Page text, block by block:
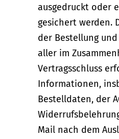
ausgedruckt oder
gesichert werden.
der Bestellung
aller im
Vertragsschluss
Informationen,
Bestelldaten, der
Mail nach dem